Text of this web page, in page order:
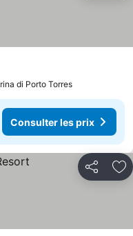
di Porto Torres
Consulter les prix
Partager